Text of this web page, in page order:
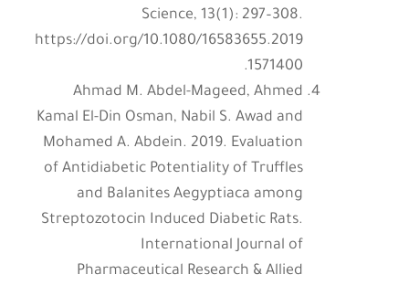
Science, 13(1): 297–308.
https://doi.org/10.1080/16583655.2019
.1571400
Ahmad M. Abdel-Mageed, Ahmed
Kamal El-Din Osman, Nabil S. Awad and
Mohamed A. Abdein. 2019. Evaluation
of Antidiabetic Potentiality of Truffles
and Balanites Aegyptiaca among
Streptozotocin Induced Diabetic Rats.
International Journal of
Pharmaceutical Research & Allied